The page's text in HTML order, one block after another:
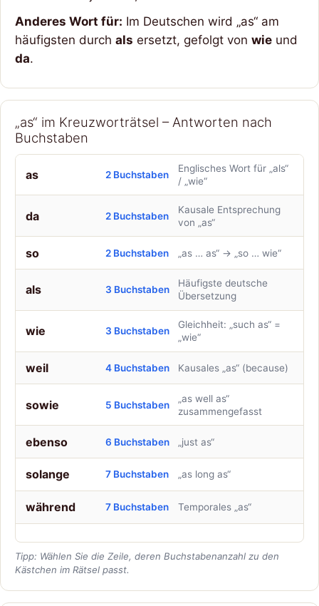
Anderes Wort für: Im Deutschen wird „as“ am
häufigsten durch als ersetzt, gefolgt von wie und
da.
„as“ im Kreuzworträtsel – Antworten nach
Buchstaben
as 2 Buchstaben
Englisches Wort für „als“
/ „wie“
da 2 Buchstaben
Kausale Entsprechung
von „as“
so 2 Buchstaben „as … as“ → „so … wie“
als 3 Buchstaben
Häufigste deutsche
Übersetzung
wie 3 Buchstaben
Gleichheit: „such as“ =
„wie“
weil 4 Buchstaben Kausales „as“ (because)
sowie 5 Buchstaben
„as well as“
zusammengefasst
ebenso 6 Buchstaben „just as“
solange 7 Buchstaben „as long as“
während 7 Buchstaben Temporales „as“
Tipp: Wählen Sie die Zeile, deren Buchstabenanzahl zu den
Kästchen im Rätsel passt.